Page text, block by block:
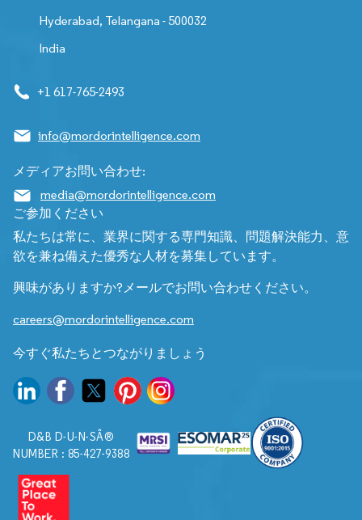
Hyderabad, Telangana - 500032
India
+1 617-765-2493
info@mordorintelligence.com
メディアお問い合わせ:
media@mordorintelligence.com
ご参加ください
私たちは常に、業界に関する専門知識、問題解決能力、意
欲を兼ね備えた優秀な人材を募集しています。
興味がありますか?メールでお問い合わせください。
careers@mordorintelligence.com
今すぐ私たちとつながりましょう
D&B D-U-N-SÂ®
NUMBER : 85-427-9388